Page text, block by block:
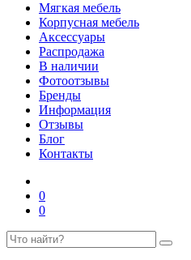
Мягкая мебель
Корпусная мебель
Аксессуары
Распродажа
В наличии
Фотоотзывы
Бренды
Информация
Отзывы
Блог
Контакты
0
0